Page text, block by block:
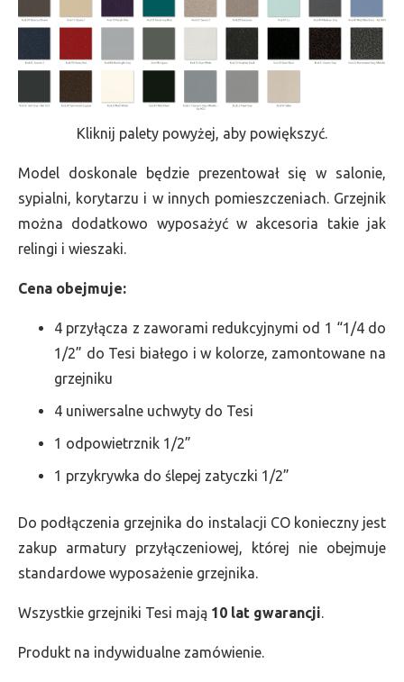
Kliknij palety powyżej, aby powiększyć.
Model doskonale będzie prezentował się w salonie,
sypialni, korytarzu i w innych pomieszczeniach. Grzejnik
można dodatkowo wyposażyć w akcesoria takie jak
relingi i wieszaki.
Cena obejmuje:
4 przyłącza z zaworami redukcyjnymi od 1 “1/4 do
1/2” do Tesi białego i w kolorze, zamontowane na
grzejniku
4 uniwersalne uchwyty do Tesi
1 odpowietrznik 1/2”
1 przykrywka do ślepej zatyczki 1/2”
Do podłączenia grzejnika do instalacji CO konieczny jest
zakup armatury przyłączeniowej, której nie obejmuje
standardowe wyposażenie grzejnika.
Wszystkie grzejniki Tesi mają 10 lat gwarancji.
Produkt na indywidualne zamówienie.